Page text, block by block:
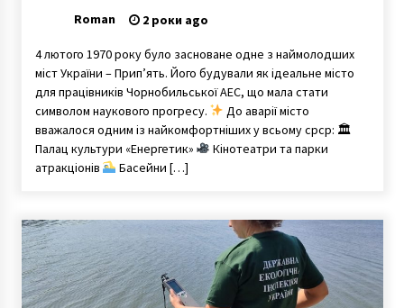
Roman 2 роки ago
4 лютого 1970 року було засноване одне з наймолодших
міст України – Прип’ять. Його будували як ідеальне місто
для працівників Чорнобильської АЕС, що мала стати
символом наукового прогресу.
До аварії місто
вважалося одним із найкомфортніших у всьому срср: 🏛
Палац культури «Енергетик»
Кінотеатри та парки
атракціонів
Басейни […]